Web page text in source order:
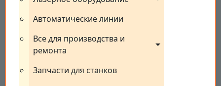
Автоматические линии
Все для производства и
ремонта
Запчасти для станков